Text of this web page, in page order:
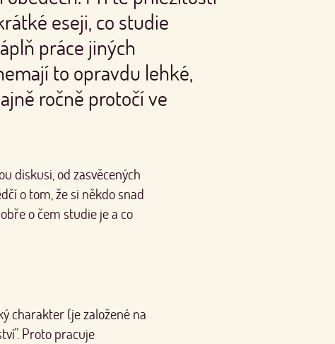
eseji, co studie
práce jiných
to opravdu lehké,
ročně protočí ve
diskusi, od zasvěcených
o tom, že si někdo snad
o čem studie je a co
charakter (je založené na
Proto pracuje